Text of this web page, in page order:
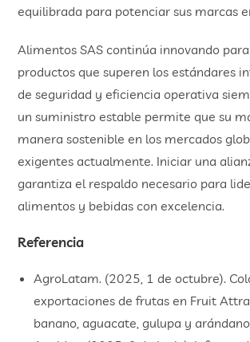
equilibrada para potenciar sus marcas
Alimentos SAS continúa innovando
productos que superen los estándares
de seguridad y eficiencia operativa
un suministro estable permite que su
manera sostenible en los mercados
exigentes actualmente. Iniciar una
garantiza el respaldo necesario para
alimentos y bebidas con excelencia.
Referencia
AgroLatam. (2025, 1 de octubre).
exportaciones de frutas en Fruit
banano, aguacate, gulupa y